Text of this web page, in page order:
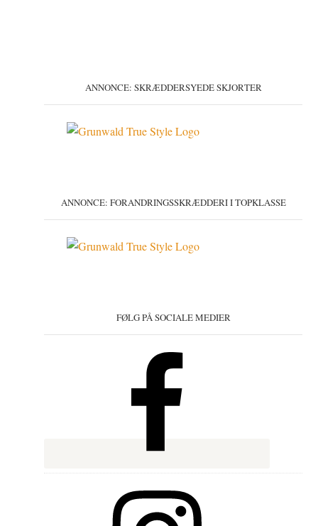
ANNONCE: SKRÆDDERSYEDE SKJORTER
ANNONCE: FORANDRINGSSKRÆDDERI I TOPKLASSE
FØLG PÅ SOCIALE MEDIER